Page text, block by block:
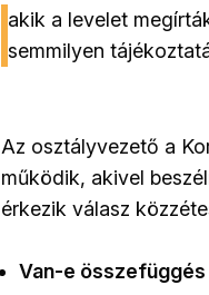
akik a levelet
semmilyen
Az osztályvezető a
működik, akivel
érkezik válasz
Van-e